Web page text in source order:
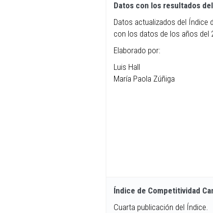
Datos con los resultados
Datos actualizados del Índice
con los datos de los años del
Elaborado por:
Luis Hall
María Paola Zúñiga
Índice de Competitividad
Cuarta publicación del Índice.